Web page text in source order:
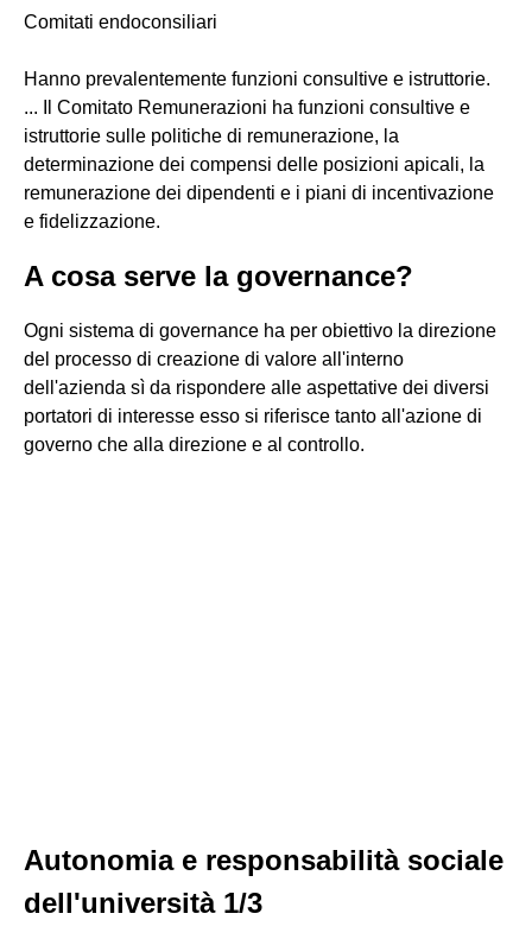
Comitati endoconsiliari
Hanno prevalentemente funzioni consultive e istruttorie.
... Il Comitato Remunerazioni ha funzioni consultive e
istruttorie sulle politiche di remunerazione, la
determinazione dei compensi delle posizioni apicali, la
remunerazione dei dipendenti e i piani di incentivazione
e fidelizzazione.
A cosa serve la governance?
Ogni sistema di governance ha per obiettivo la direzione
del processo di creazione di valore all'interno
dell'azienda sì da rispondere alle aspettative dei diversi
portatori di interesse esso si riferisce tanto all'azione di
governo che alla direzione e al controllo.
Autonomia e responsabilità sociale
dell'università 1/3